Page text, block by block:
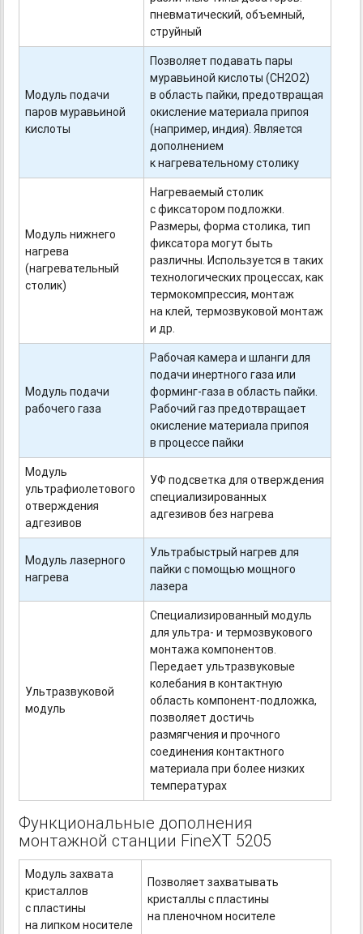
пневматический, объемный,
струйный
Модуль подачи
паров муравьиной
кислоты
Позволяет подавать пары
муравьиной кислоты (CH2O2)
в область пайки, предотвращая
окисление материала припоя
(например, индия). Является
дополнением
к нагревательному столику
Модуль нижнего
нагрева
(нагревательный
столик)
Нагреваемый столик
с фиксатором подложки.
Размеры, форма столика, тип
фиксатора могут быть
различны. Используется в таких
технологических процессах, как
термокомпрессия, монтаж
на клей, термозвуковой монтаж
и др.
Модуль подачи
рабочего газа
Рабочая камера и шланги для
подачи инертного газа или
форминг-газав область пайки.
Рабочий газ предотвращает
окисление материала припоя
в процессе пайки
Модуль
ультрафиолетового
отверждения
адгезивов
УФ подсветка для отверждения
специализированных
адгезивов без нагрева
Модуль лазерного
нагрева
Ультрабыстрый нагрев для
пайки с помощью мощного
лазера
Ультразвуковой
модуль
Специализированный модуль
для ультра- и термозвукового
монтажа компонентов.
Передает ультразвуковые
колебания в контактную
областькомпонент-подложка,
позволяет достичь
размягчения и прочного
соединения контактного
материала при более низких
температурах
Функциональные дополнения
монтажной станции FineXT 5205
Модуль захвата
кристаллов
с пластины
на липком носителе
Позволяет захватывать
кристаллы с пластины
на пленочном носителе